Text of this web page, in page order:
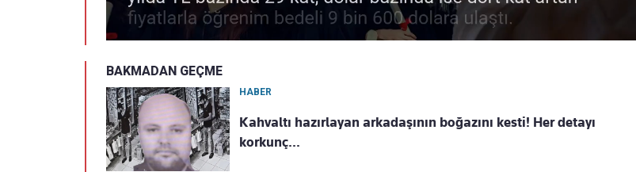
BAKMADAN GEÇME
HABER
Kahvaltı hazırlayan arkadaşının boğazını kesti! Her detayı
korkunç...